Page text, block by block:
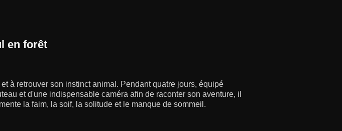
en forêt
à retrouver son instinct animal. Pendant quatre jours, équipé
et d'une indispensable caméra afin de raconter son aventure, il
la faim, la soif, la solitude et le manque de sommeil.